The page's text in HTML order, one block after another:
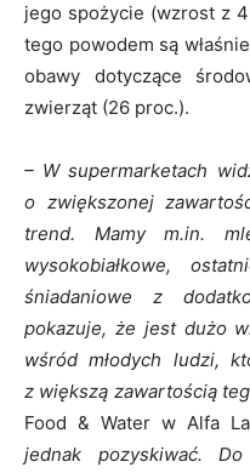
jego spożycie (wzrost z
tego powodem są
obawy dotyczące
zwierząt (26 proc.).
– W supermarketach
o zwiększonej
trend. Mamy m.in.
wysokobiałkowe,
śniadaniowe z
pokazuje, że jest dużo
wśród młodych ludzi,
z większą zawartością
Food & Water w Alfa
jednak pozyskiwać.